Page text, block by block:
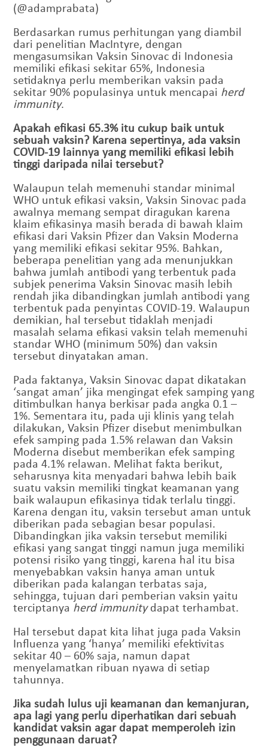
(@adamprabata)
Berdasarkan rumus perhitungan yang diambil
dari penelitian MacIntyre, dengan
mengasumsikan Vaksin Sinovac di Indonesia
memiliki efikasi sekitar 65%, Indonesia
setidaknya perlu memberikan vaksin pada
sekitar 90% populasinya untuk mencapai herd
immunity.
Apakah efikasi 65.3% itu cukup baik untuk
sebuah vaksin? Karena sepertinya, ada vaksin
COVID-19 lainnya yang memiliki efikasi lebih
tinggi daripada nilai tersebut?
Walaupun telah memenuhi standar minimal
WHO untuk efikasi vaksin, Vaksin Sinovac pada
awalnya memang sempat diragukan karena
klaim efikasinya masih berada di bawah klaim
efikasi dari Vaksin Pfizer dan Vaksin Moderna
yang memiliki efikasi sekitar 95%. Bahkan,
beberapa penelitian yang ada menunjukkan
bahwa jumlah antibodi yang terbentuk pada
subjek penerima Vaksin Sinovac masih lebih
rendah jika dibandingkan jumlah antibodi yang
terbentuk pada penyintas COVID-19. Walaupun
demikian, hal tersebut tidaklah menjadi
masalah selama efikasi vaksin telah memenuhi
standar WHO (minimum 50%) dan vaksin
tersebut dinyatakan aman.
Pada faktanya, Vaksin Sinovac dapat dikatakan
‘sangat aman’ jika mengingat efek samping yang
ditimbulkan hanya berkisar pada angka 0.1 –
1%. Sementara itu, pada uji klinis yang telah
dilakukan, Vaksin Pfizer disebut menimbulkan
efek samping pada 1.5% relawan dan Vaksin
Moderna disebut memberikan efek samping
pada 4.1% relawan. Melihat fakta berikut,
seharusnya kita menyadari bahwa lebih baik
suatu vaksin memiliki tingkat keamanan yang
baik walaupun efikasinya tidak terlalu tinggi.
Karena dengan itu, vaksin tersebut aman untuk
diberikan pada sebagian besar populasi.
Dibandingkan jika vaksin tersebut memiliki
efikasi yang sangat tinggi namun juga memiliki
potensi risiko yang tinggi, karena hal itu bisa
menyebabkan vaksin hanya aman untuk
diberikan pada kalangan terbatas saja,
sehingga, tujuan dari pemberian vaksin yaitu
terciptanya herd immunitydapat terhambat.
Hal tersebut dapat kita lihat juga pada Vaksin
Influenza yang ‘hanya’ memiliki efektivitas
sekitar 40 – 60% saja, namun dapat
menyelamatkan ribuan nyawa di setiap
tahunnya.
Jika sudah lulus uji keamanan dan kemanjuran,
apa lagi yang perlu diperhatikan dari sebuah
kandidat vaksin agar dapat memperoleh izin
penggunaan daruat?